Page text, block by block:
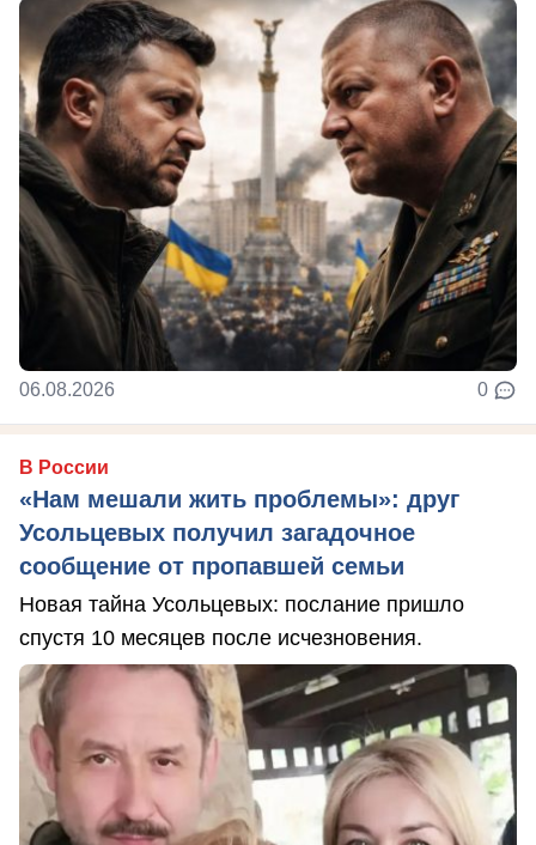
06.08.2026 0
В России
«Нам мешали жить проблемы»: друг
Усольцевых получил загадочное
сообщение от пропавшей семьи
Новая тайна Усольцевых: послание пришло
спустя 10 месяцев после исчезновения.